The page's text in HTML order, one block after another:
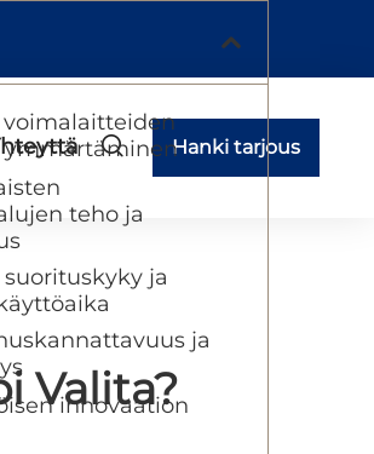
Hanki tarjous
Valita?
voimalaitteiden
ymmärtäminen
teho ja
ja
ja
innovaation